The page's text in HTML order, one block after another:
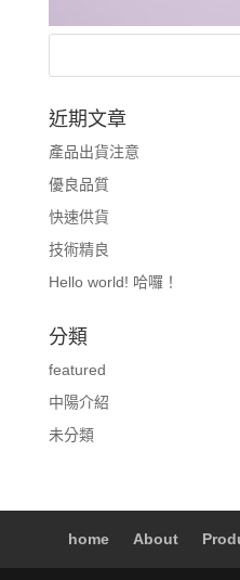
近期文章
產品出貨注意
優良品質
快速供貨
技術精良
Hello world! 哈囉！
分類
featured
中陽介紹
未分類
home About